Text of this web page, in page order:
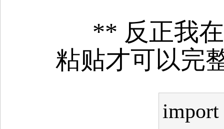
** 反正我
粘贴才可以完
import